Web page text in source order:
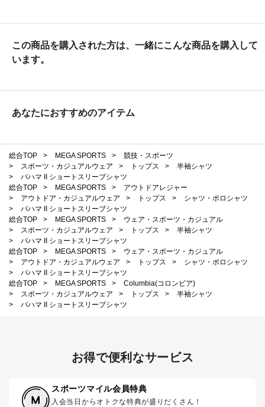
この商品を購入された方は、一緒にこんな商品を購入して
います。
あなたにおすすめのアイテム
総合TOP > MEGA SPORTS >
競技・スポーツ
>
スポーツ・カジュアルウェア > トップス >
半袖シャツ
>
バハマ II ショートスリーブシャツ
総合TOP
> MEGA SPORTS >
アウトドアレジャー
>
アウトドア・カジュアルウェア > トップス >
シャツ・ポロシャツ
>
バハマ II ショートスリーブシャツ
総合TOP
> MEGA SPORTS >
ウェア・スポーツ・カジュアル
>
スポーツ・カジュアルウェア > トップス >
半袖シャツ
>
バハマ II ショートスリーブシャツ
総合TOP
> MEGA SPORTS >
ウェア・スポーツ・カジュアル
>
アウトドア・カジュアルウェア > トップス >
シャツ・ポロシャツ
>
バハマ II ショートスリーブシャツ
総合TOP
> MEGA SPORTS >
Columbia(コロンビア)
>
スポーツ・カジュアルウェア > トップス >
半袖シャツ
>
バハマ II ショートスリーブシャツ
お得で便利なサービス
スポーツマイル会員特典
入会当日からオトクな特典が盛りだくさん！